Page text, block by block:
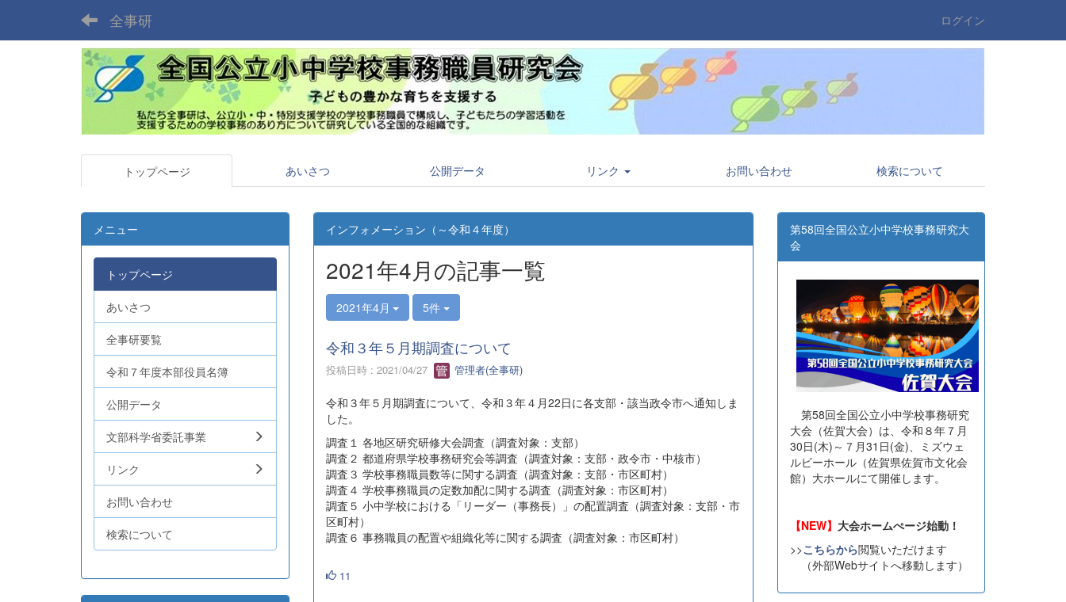
全事研 ログイン
トップページ あいさつ 公開データ リンク お問い合わせ 検索について
インフォメーション（～令和４年度）
2021年4月の記事一覧
2021年4月 5件
令和３年５月期調査について
投稿日時 : 2021/04/27 管理者(全事研)
令和３年５月期調査について、令和３年４月22日に各支部・該当政令市へ通知しま
した。
調査１ 各地区研究研修大会調査（調査対象：支部）
調査２ 都道府県学校事務研究会等調査（調査対象：支部・政令市・中核市）
調査３ 学校事務職員数等に関する調査（調査対象：支部・市区町村）
調査４ 学校事務職員の定数加配に関する調査（調査対象：市区町村）
調査５ 小中学校における「リーダー（事務長）」の配置調査（調査対象：支部・市
区町村）
調査６ 事務職員の配置や組織化等に関する調査（調査対象：市区町村）
11
メニュー
トップページ
あいさつ
全事研要覧
令和７年度本部役員名簿
公開データ
文部科学省委託事業
リンク
お問い合わせ
検索について
第58回全国公立小中学校事務研究大
会
第58回全国公立小中学校事務研究
大会（佐賀大会）は、令和８年７月
30日(木)～７月31日(金)、ミズウェ
ルビーホール（佐賀県佐賀市文化会
館）大ホールにて開催します。
【NEW】 大会ホームぺージ始動！
>>こちらから閲覧いただけます
（外部Webサイトへ移動します）